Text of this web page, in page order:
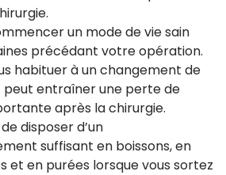
un mode de vie sain
précédant votre opération.
habituer à un changement de
peut entraîner une perte de
après la chirurgie.
disposer d’un
suffisant en boissons, en
et en purées lorsque vous sortez